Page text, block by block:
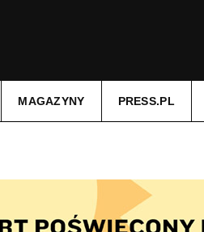
MAGAZYNY PRESS.PL